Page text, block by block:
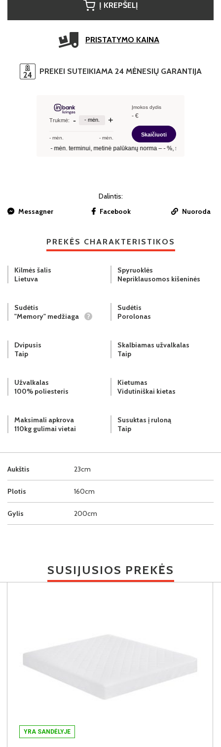
Į KREPŠELĮ
PRISTATYMO KAINA
PREKEI SUTEIKIAMA 24 MĖNESIŲ GARANTIJA
Dalintis:
Messagner
Facebook Nuoroda
PREKĖS CHARAKTERISTIKOS
Aukštis 23cm
Plotis 160cm
Gylis 200cm
Kilmės šalis
Lietuva
Spyruoklės
Nepriklausomos kišeninės
Sudėtis
"Memory" medžiaga
?
Sudėtis
Porolonas
Dvipusis
Taip
Skalbiamas užvalkalas
Taip
Užvalkalas
100% poliesteris
Kietumas
Vidutiniškai kietas
Maksimali apkrova
110kg gulimai vietai
Susuktas į ruloną
Taip
SUSIJUSIOS PREKĖS
YRA SANDĖLYJE